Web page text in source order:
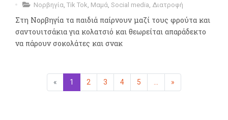
Νορβηγία Tik Tok Μαμά Social media Διατροφή
Στη Νορβηγία τα παιδιά παίρνουν μαζί τους φρούτα και
σαντουιτσάκια για κολατσιό και θεωρείται απαράδεκτο
να πάρουν σοκολάτες και σνακ
« Προηγούμενη
1 (επιλεγμένη)
2 3 4 5 »